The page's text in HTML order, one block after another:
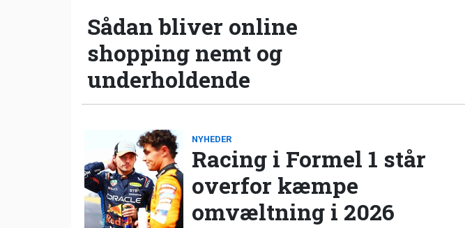
Sådan bliver online
shopping nemt og
underholdende
NYHEDER
Racing i Formel 1 står
overfor kæmpe
omvæltning i 2026